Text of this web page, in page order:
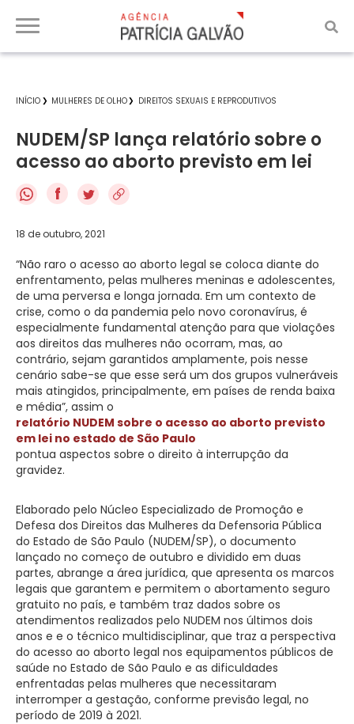
INÍCIO MULHERES DE OLHO DIREITOS SEXUAIS E REPRODUTIVOS
NUDEM/SP lança relatório sobre o
acesso ao aborto previsto em lei
f
18 de outubro, 2021
“Não raro o acesso ao aborto legal se coloca diante do
enfrentamento, pelas mulheres meninas e adolescentes,
de uma perversa e longa jornada. Em um contexto de
crise, como o da pandemia pelo novo coronavírus, é
especialmente fundamental atenção para que violações
aos direitos das mulheres não ocorram, mas, ao
contrário, sejam garantidos amplamente, pois nesse
cenário sabe-se que esse será um dos grupos vulneráveis
mais atingidos, principalmente, em países de renda baixa
e média”, assim o
relatório NUDEM sobre o acesso ao aborto previsto
em lei no estado de São Paulo
pontua aspectos sobre o direito à interrupção da
gravidez.
Elaborado pelo Núcleo Especializado de Promoção e
Defesa dos Direitos das Mulheres da Defensoria Pública
do Estado de São Paulo (NUDEM/SP), o documento
lançado no começo de outubro e dividido em duas
partes, abrange a área jurídica, que apresenta os marcos
legais que garantem e permitem o abortamento seguro
gratuito no país, e também traz dados sobre os
atendimentos realizados pelo NUDEM nos últimos dois
anos e e o técnico multidisciplinar, que traz a perspectiva
do acesso ao aborto legal nos equipamentos públicos de
saúde no Estado de São Paulo e as dificuldades
enfrentadas pelas mulheres que necessitaram
interromper a gestação, conforme previsão legal, no
período de 2019 à 2021.